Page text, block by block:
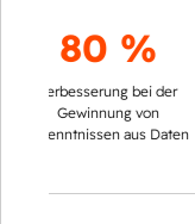
80 %
Verbesserung bei der
Gewinnung von
aus Daten